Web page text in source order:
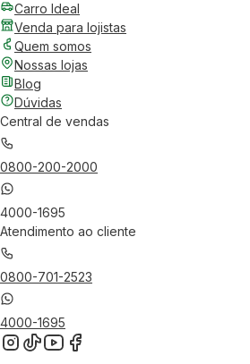
Carro Ideal
Venda para lojistas
Quem somos
Nossas lojas
Blog
Dúvidas
Central de vendas
0800-200-2000
4000-1695
Atendimento ao cliente
0800-701-2523
4000-1695